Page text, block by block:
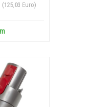
(125,03 Euro)